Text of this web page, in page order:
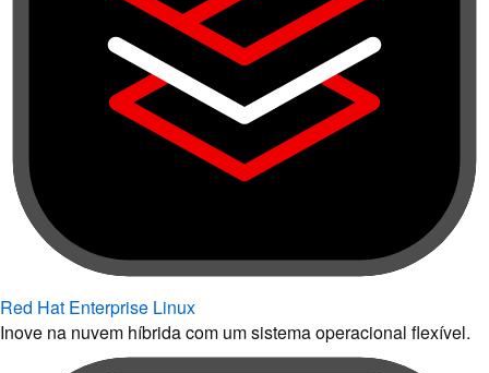
Red Hat Enterprise Linux
Inove na nuvem híbrida com um sistema operacional flexível.